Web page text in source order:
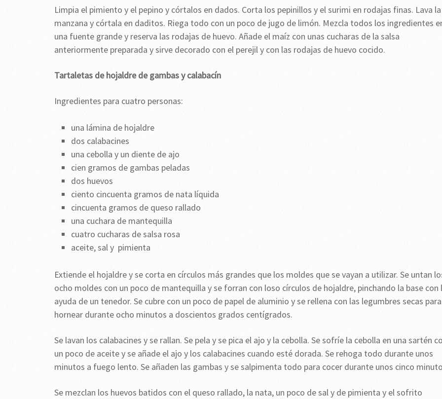
Limpia el pimiento y el pepino y córtalos en dados. Corta los pepinillos y el surimi en rodajas finas. Lava la
manzana y córtala en daditos. Riega todo con un poco de jugo de limón. Mezcla todos los ingredientes
una fuente grande y reserva las rodajas de huevo. Añade el maíz con unas cucharas de la salsa
anteriormente preparada y sirve decorado con el perejil y con las rodajas de huevo cocido.
Tartaletas de hojaldre de gambas y calabacín
Ingredientes para cuatro personas:
una lámina de hojaldre
dos calabacines
una cebolla y un diente de ajo
cien gramos de gambas peladas
dos huevos
ciento cincuenta gramos de nata líquida
cincuenta gramos de queso rallado
una cuchara de mantequilla
cuatro cucharas de salsa rosa
aceite, sal y pimienta
Extiende el hojaldre y se corta en círculos más grandes que los moldes que se vayan a utilizar. Se untan
ocho moldes con un poco de mantequilla y se forran con loso círculos de hojaldre, pinchando la base con
ayuda de un tenedor. Se cubre con un poco de papel de aluminio y se rellena con las legumbres secas para
hornear durante ocho minutos a doscientos grados centígrados.
Se lavan los calabacines y se rallan. Se pela y se pica el ajo y la cebolla. Se sofríe la cebolla en una sartén
un poco de aceite y se añade el ajo y los calabacines cuando esté dorada. Se rehoga todo durante unos
minutos a fuego lento. Se añaden las gambas y se salpimenta todo para cocer durante unos cinco
Se mezclan los huevos batidos con el queso rallado, la nata, un poco de sal y de pimienta y el sofrito